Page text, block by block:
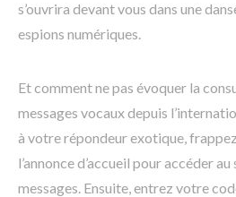
s’ouvrira devant vous dans une
espions numériques.
Et comment ne pas évoquer la
messages vocaux depuis
à votre répondeur exotique,
l’annonce d’accueil pour accéder
messages. Ensuite, entrez votre